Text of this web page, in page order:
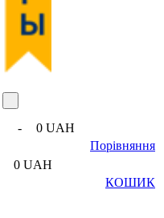
-
0 UAH
Порівняння
0 UAH
КОШИК